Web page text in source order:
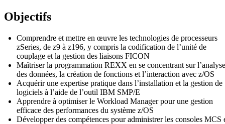
Objectifs
Comprendre et mettre en œuvre les technologies de processeurs
zSeries, de z9 à z196, y compris la codification de l’unité de
couplage et la gestion des liaisons FICON
Maîtriser la programmation REXX en se concentrant sur l’analyse
des données, la création de fonctions et l’interaction avec z/OS
Acquérir une expertise pratique dans l’installation et la gestion de
logiciels à l’aide de l’outil IBM SMP/E
Apprendre à optimiser le Workload Manager pour une gestion
efficace des performances du système z/OS
Développer des compétences pour administrer les consoles MCS